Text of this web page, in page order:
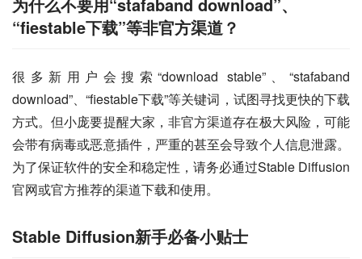
“fiestable下载”等非官方渠道？
很多新用户会搜索“download stable”、“stafaband
download”、“fiestable下载”等关键词，试图寻找更快的下载
方式。但小庞要提醒大家，非官方渠道存在极大风险，可能
会带有病毒或恶意插件，严重的甚至会导致个人信息泄露。
为了保证软件的安全和稳定性，请务必通过Stable Diffusion
官网或官方推荐的渠道下载和使用。
Stable Diffusion新手必备小贴士